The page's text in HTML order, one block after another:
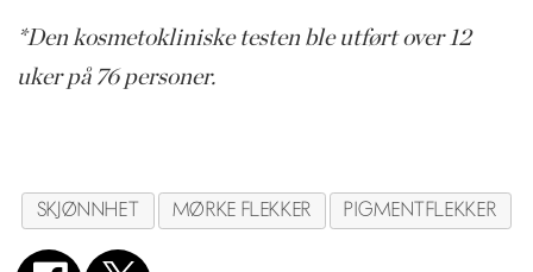
*Den kosmetokliniske testen ble utført over 12
uker på 76 personer.
SKJØNNHET MØRKE FLEKKER PIGMENTFLEKKER